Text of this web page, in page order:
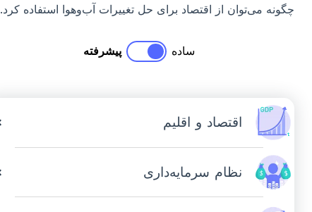
چگونه می‌توان از اقتصاد برای حل تغییرات آب‌وهوا استفاده کرد.
ساده پیشرفته
اقتصاد و اقلیم
نظام سرمایه‌داری